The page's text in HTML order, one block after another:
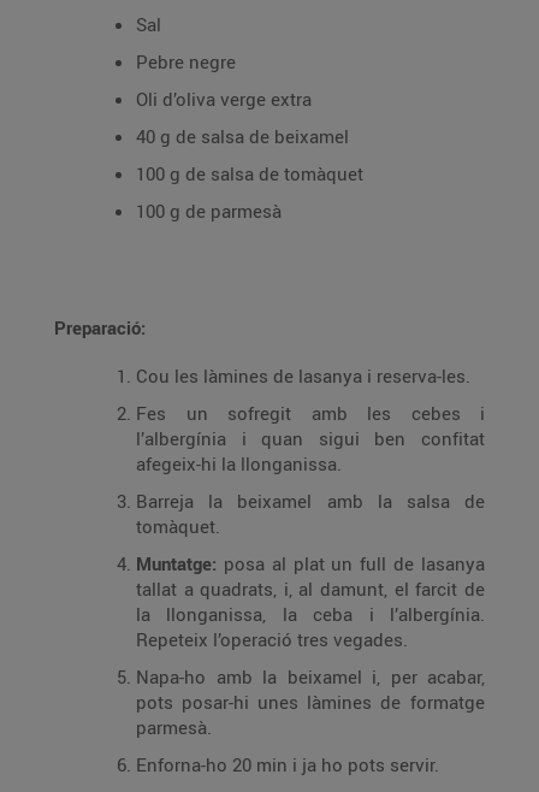
Sal
Pebre negre
Oli d’oliva verge extra
40 g de salsa de beixamel
100 g de salsa de tomàquet
100 g de parmesà
Preparació:
Cou les làmines de lasanya i reserva-les.
Fes un sofregit amb les cebes i
l’albergínia i quan sigui ben confitat
afegeix-hi la llonganissa.
Barreja la beixamel amb la salsa de
tomàquet.
Muntatge: posa al plat un full de lasanya
tallat a quadrats, i, al damunt, el farcit de
la llonganissa, la ceba i l’albergínia.
Repeteix l’operació tres vegades.
Napa-ho amb la beixamel i, per acabar,
pots posar-hi unes làmines de formatge
parmesà.
Enforna-ho 20 min i ja ho pots servir.